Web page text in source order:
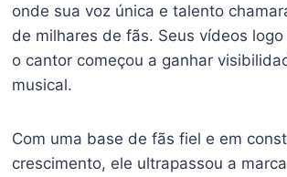
onde sua voz única e talento
de milhares de fãs. Seus vídeos
o cantor começou a ganhar
musical.
Com uma base de fãs fiel e em
crescimento, ele ultrapassou a